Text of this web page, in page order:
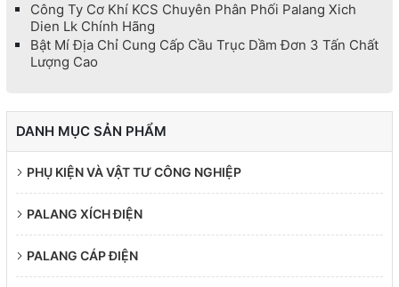
Công Ty Cơ Khí KCS Chuyên Phân Phối Palang Xich
Dien Lk Chính Hãng
Bật Mí Địa Chỉ Cung Cấp Cầu Trục Dầm Đơn 3 Tấn Chất
Lượng Cao
DANH MỤC SẢN PHẨM
PHỤ KIỆN VÀ VẬT TƯ CÔNG NGHIỆP
PALANG XÍCH ĐIỆN
PALANG CÁP ĐIỆN